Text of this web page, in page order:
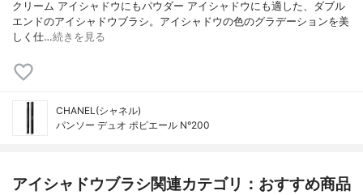
クリーム アイシャドウにもパウダー アイシャドウにも適した、ダブル
エンドのアイシャドウブラシ。アイシャドウの色のグラデーションを美
しく仕…続きを見る
CHANEL(シャネル)
パンソー デュオ ポピエール N°200
アイシャドウブラシ関連カテゴリ：おすすめ商品